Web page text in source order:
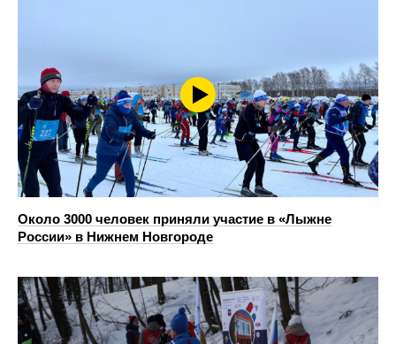
Около 3000 человек приняли участие в «Лыжне
России» в Нижнем Новгороде